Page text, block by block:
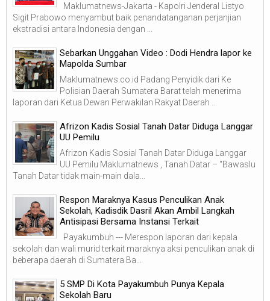
Maklumatnews-Jakarta - Kapolri Jenderal Listyo
Sigit Prabowo menyambut baik penandatanganan perjanjian
ekstradisi antara Indonesia dengan ...
Sebarkan Unggahan Video : Dodi Hendra lapor ke
Mapolda Sumbar
Maklumatnews.co.id Padang Penyidik dari Ke
Polisian Daerah Sumatera Barat telah menerima
laporan dari Ketua Dewan Perwakilan Rakyat Daerah ...
Afrizon Kadis Sosial Tanah Datar Diduga Langgar
UU Pemilu
Afrizon Kadis Sosial Tanah Datar Diduga Langgar
UU Pemilu Maklumatnews , Tanah Datar – “Bawaslu
Tanah Datar tidak main-main dala...
Respon Maraknya Kasus Penculikan Anak
Sekolah, Kadisdik Dasril Akan Ambil Langkah
Antisipasi Bersama Instansi Terkait
Payakumbuh --- Merespon laporan dari kepala
sekolah dan wali murid terkait maraknya aksi penculikan anak di
beberapa daerah di Sumatera Ba...
5 SMP Di Kota Payakumbuh Punya Kepala
Sekolah Baru